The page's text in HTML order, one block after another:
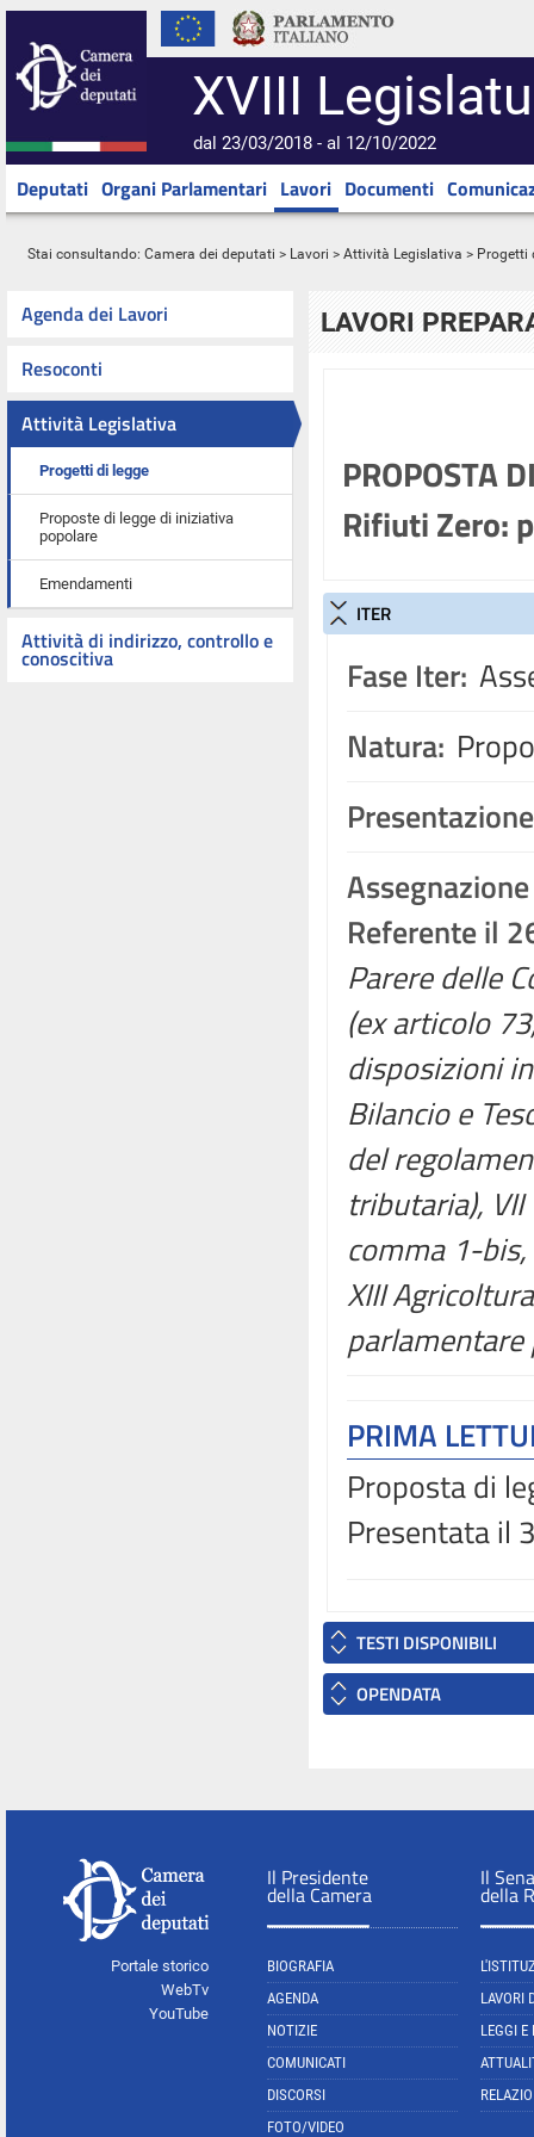
XVIII
dal 23/03/2018 - al 12/10/2022
Deputati Organi Parlamentari Lavori Documenti
Stai consultando: Camera dei deputati > Lavori > Attività Legislativa > Progetti
Agenda dei Lavori
Resoconti
Attività Legislativa
Progetti di legge
Proposte di legge di iniziativa
popolare
Emendamenti
Attività di indirizzo, controllo e
conoscitiva
LAVORI
PROPOSTA
Rifiuti Zero:
ITER
Fase Iter:
Natura:
Assegnazione
Referente il
Parere delle
(ex articolo
disposizioni
Bilancio e
del
tributaria),
comma 1-
XIII
PRIMA
Proposta di
Presentata il
TESTI DISPONIBILI
OPENDATA
Portale storico
WebTv
YouTube
Il Presidente
della Camera
BIOGRAFIA
AGENDA
NOTIZIE
COMUNICATI
DISCORSI
FOTO/VIDEO
Il
della
LAVORI
LEGGI E